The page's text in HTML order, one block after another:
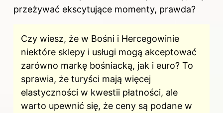
przeżywać ekscytujące momenty, prawda?
Czy wiesz, że w Bośni i Hercegowinie
niektóre sklepy i usługi mogą akceptować
zarówno markę bośniacką, jak i euro? To
sprawia, że turyści mają więcej
elastyczności w kwestii płatności, ale
warto upewnić się, że ceny są podane w